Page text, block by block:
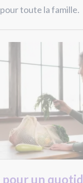
toute la famille.
pour un